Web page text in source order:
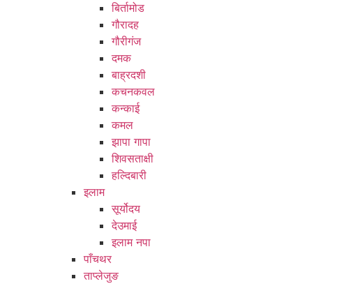
बिर्तामोड
गौरादह
गौरीगंज
दमक
बाह्रदशी
कचनकवल
कन्काई
कमल
झापा गापा
शिवसताक्षी
हल्दिबारी
इलाम
सूर्योदय
देउमाई
इलाम नपा
पाँचथर
ताप्लेजुङ